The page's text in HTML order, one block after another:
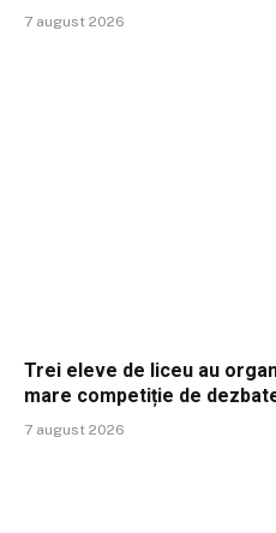
7 august 2026
Trei eleve de liceu au
mare competiție de
7 august 2026